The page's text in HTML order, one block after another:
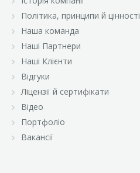
«Велмарт»
«ВК Експресс»
Політика, принципи й цінності
Наша команда
Наші Партнери
Наші Клієнти
Відгуки
Ліцензії й сертифікати
Відео
Портфоліо
Вакансії